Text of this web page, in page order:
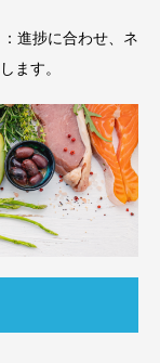
進捗に合わせ、ネ
ます。